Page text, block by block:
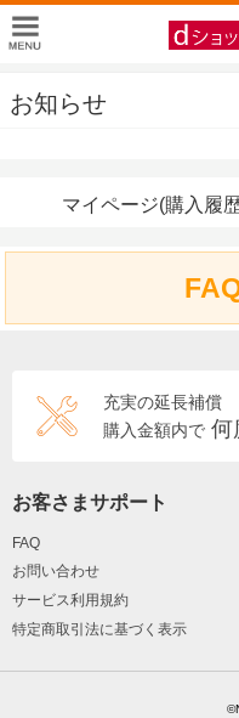
お知らせ
マイページ(購入履
充実の延長補償
購入金額内で 何
お客さまサポート
FAQ
お問い合わせ
サービス利用規約
特定商取引法に基づく表示